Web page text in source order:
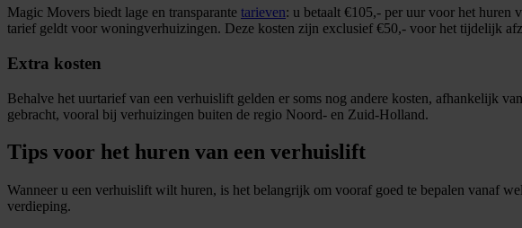
Magic Movers biedt lage en transparante tarieven: u betaalt €105,- per uur voor het huren
tarief geldt voor woningverhuizingen. Deze kosten zijn exclusief €50,- voor het tijdelijk
Extra kosten
Behalve het uurtarief van een verhuislift gelden er soms nog andere kosten, afhankelijk
gebracht, vooral bij verhuizingen buiten de regio Noord- en Zuid-Holland.
Tips voor het huren van een verhuislift
Wanneer u een verhuislift wilt huren, is het belangrijk om vooraf goed te bepalen vanaf
verdieping.